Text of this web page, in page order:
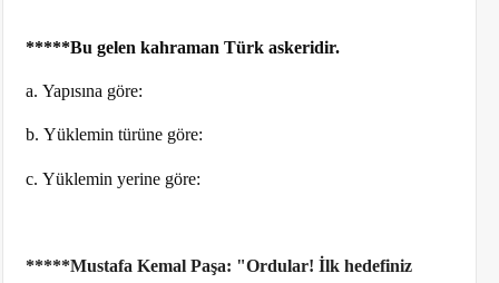
*****Bu gelen kahraman Türk askeridir.
a. Yapısına göre:
b. Yüklemin türüne göre:
c. Yüklemin yerine göre:
*****Mustafa Kemal Paşa: "Ordular!İlk hedefiniz